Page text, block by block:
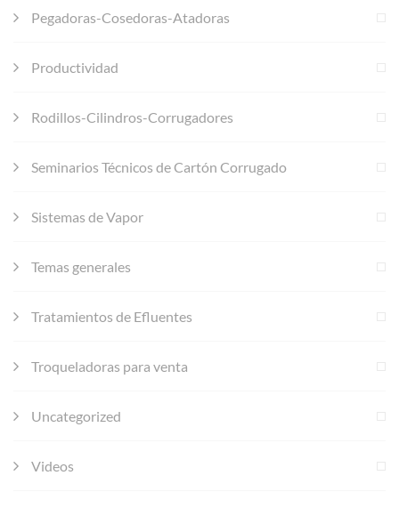
Pegadoras-Cosedoras-Atadoras
Productividad
Rodillos-Cilindros-Corrugadores
Seminarios Técnicos de Cartón Corrugado
Sistemas de Vapor
Temas generales
Tratamientos de Efluentes
Troqueladoras para venta
Uncategorized
Videos